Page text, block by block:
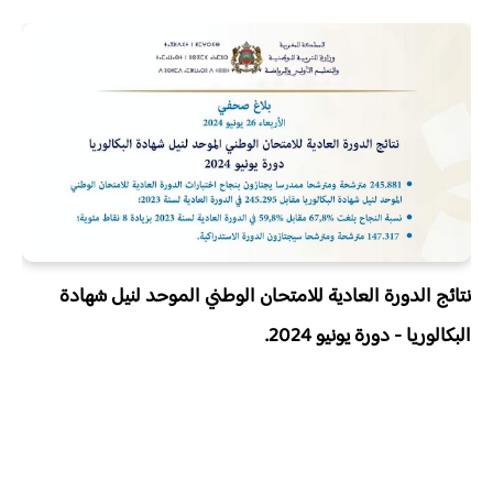
نتائج الدورة العادية للامتحان الوطني الموحد لنيل شهادة
البكالوريا - دورة يونيو 2024.